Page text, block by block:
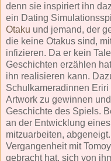
denn sie inspiriert ihn
ein Dating
Otaku und jemand, der
die keine Otakus sind,
infizieren. Da er kein
Geschichten erzählen
ihn realisieren kann.
Schulkameradinnen
Artwork zu gewinnen
Geschichte des Spiels.
an der Entwicklung
mitzuarbeiten,
Vergangenheit mit
gebracht hat, sich von